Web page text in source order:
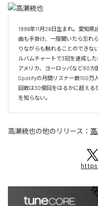
1996年11月26日生まれ。愛知
曲も手掛け、一度聞いたら忘れ
りながらも触れることのできな
ルバムチャートで3冠を達成し
アメリカ、ヨーロッパなど80カ
Spotifyの月間リスナー数100万
回数は30億回をはるかに超える
を知らない。
高瀬統也の他のリリース：